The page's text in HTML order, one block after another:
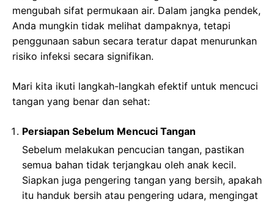
mengubah sifat permukaan air. Dalam jangka pendek,
Anda mungkin tidak melihat dampaknya, tetapi
penggunaan sabun secara teratur dapat menurunkan
risiko infeksi secara signifikan.
Mari kita ikuti langkah-langkah efektif untuk mencuci
tangan yang benar dan sehat:
Persiapan Sebelum Mencuci Tangan
Sebelum melakukan pencucian tangan, pastikan
semua bahan tidak terjangkau oleh anak kecil.
Siapkan juga pengering tangan yang bersih, apakah
itu handuk bersih atau pengering udara, mengingat